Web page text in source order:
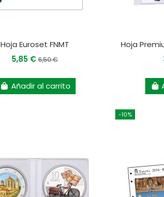
Hoja Euroset FNMT
5,85 €6,50 €
Añadir al carrito
Hoja
-10%